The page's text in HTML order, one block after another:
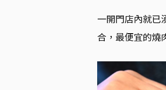
一開門店內就已
合， 最便宜的燒